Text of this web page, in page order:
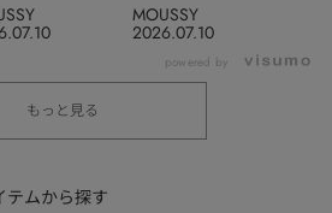
2026.07.10
MOUSSY
powered by
もっと見る
テムから探す